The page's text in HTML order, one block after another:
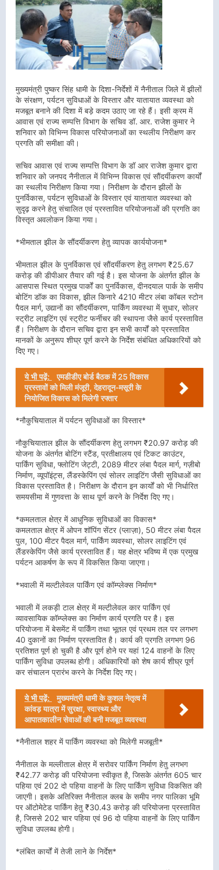
मुख्यमंत्री पुष्कर सिंह धामी के दिशा-निर्देशों में नैनीताल जिले में झीलों
के संरक्षण, पर्यटन सुविधाओं के विस्तार और यातायात व्यवस्था को
मजबूत बनाने की दिशा में बड़े कदम उठाए जा रहे हैं। इसी क्रम में
आवास एवं राज्य सम्पत्ति विभाग के सचिव डॉ. आर. राजेश कुमार ने
शनिवार को विभिन्न विकास परियोजनाओं का स्थलीय निरीक्षण कर
प्रगति की समीक्षा की।
सचिव आवास एवं राज्य सम्पत्ति विभाग के डॉ आर राजेश कुमार द्वारा
शनिवार को जनपद नैनीताल में विभिन्न विकास एवं सौंदर्यीकरण कार्यों
का स्थलीय निरीक्षण किया गया। निरीक्षण के दौरान झीलों के
पुनर्विकास, पर्यटन सुविधाओं के विस्तार एवं यातायात व्यवस्था को
सुदृढ़ करने हेतु संचालित एवं प्रस्तावित परियोजनाओं की प्रगति का
विस्तृत अवलोकन किया गया।
*भीमताल झील के सौंदर्यीकरण हेतु व्यापक कार्ययोजना*
भीमताल झील के पुनर्विकास एवं सौंदर्यीकरण हेतु लगभग ₹25.67
करोड़ की डीपीआर तैयार की गई है। इस योजना के अंतर्गत झील के
आसपास स्थित प्रमुख पार्कों का पुनर्विकास, दीनदयाल पार्क के समीप
बोटिंग डॉक का विकास, झील किनारे 4210 मीटर लंबा कॉबल स्टोन
पैदल मार्ग, उद्यानों का सौंदर्यीकरण, पार्किंग व्यवस्था में सुधार, सोलर
स्ट्रीट लाइटिंग एवं स्ट्रीट फर्नीचर की स्थापना जैसे कार्य प्रस्तावित
हैं। निरीक्षण के दौरान सचिव द्वारा इन सभी कार्यों को प्रस्तावित
मानकों के अनुरूप शीघ्र पूर्ण करने के निर्देश संबंधित अधिकारियों को
दिए गए।
ये भी पढ़ें:
एमडीडीए बोर्ड बैठक में 25 विकास
प्रस्तावों को मिली मंजूरी, देहरादून-मसूरी के
नियोजित विकास को मिलेगी रफ्तार
*नौकुचियाताल में पर्यटन सुविधाओं का विस्तार*
नौकुचियाताल झील के सौंदर्यीकरण हेतु लगभग ₹20.97 करोड़ की
योजना के अंतर्गत बोटिंग स्टैंड, प्रतीक्षालय एवं टिकट काउंटर,
पार्किंग सुविधा, फ्लोटिंग जेट्टी, 2089 मीटर लंबा पैदल मार्ग, गज़ीबो
निर्माण, व्यूपॉइंट्स, लैंडस्केपिंग एवं सोलर लाइटिंग जैसी सुविधाओं का
विकास प्रस्तावित है। निरीक्षण के दौरान इन कार्यों को भी निर्धारित
समयसीमा में गुणवत्ता के साथ पूर्ण करने के निर्देश दिए गए।
*कमलताल क्षेत्र में आधुनिक सुविधाओं का विकास*
कमलताल क्षेत्र में ओपन शॉपिंग सेंटर (प्लाज़ा), 50 मीटर लंबा पैदल
पुल, 100 मीटर पैदल मार्ग, पार्किंग व्यवस्था, सोलर लाइटिंग एवं
लैंडस्केपिंग जैसे कार्य प्रस्तावित हैं। यह क्षेत्र भविष्य में एक प्रमुख
पर्यटन आकर्षण के रूप में विकसित किया जाएगा।
*भवाली में मल्टीलेवल पार्किंग एवं कॉम्प्लेक्स निर्माण*
भवाली में लकड़ी टाल क्षेत्र में मल्टीलेवल कार पार्किंग एवं
व्यावसायिक कॉम्प्लेक्स का निर्माण कार्य प्रगति पर है। इस
परियोजना में बेसमेंट में पार्किंग तथा भूतल एवं प्रथम तल पर लगभग
40 दुकानों का निर्माण प्रस्तावित है। कार्य की प्रगति लगभग 96
प्रतिशत पूर्ण हो चुकी है और पूर्ण होने पर यहां 124 वाहनों के लिए
पार्किंग सुविधा उपलब्ध होगी। अधिकारियों को शेष कार्य शीघ्र पूर्ण
कर संचालन प्रारंभ करने के निर्देश दिए गए।
ये भी पढ़ें:
मुख्यमंत्री धामी के कुशल नेतृत्व में
कांवड़ यात्रा में सुरक्षा, स्वास्थ्य और
आपातकालीन सेवाओं की बनी मजबूत व्यवस्था
*नैनीताल शहर में पार्किंग व्यवस्था को मिलेगी मजबूती*
नैनीताल के मल्लीताल क्षेत्र में सरोवर पार्किंग निर्माण हेतु लगभग
₹42.77 करोड़ की परियोजना स्वीकृत है, जिसके अंतर्गत 605 चार
पहिया एवं 202 दो पहिया वाहनों के लिए पार्किंग सुविधा विकसित की
जाएगी। इसके अतिरिक्त नैनीताल क्लब के समीप नगर पालिका भूमि
पर ऑटोमेटेड पार्किंग हेतु ₹30.43 करोड़ की परियोजना प्रस्तावित
है, जिससे 202 चार पहिया एवं 96 दो पहिया वाहनों के लिए पार्किंग
सुविधा उपलब्ध होगी।
*लंबित कार्यों में तेजी लाने के निर्देश*